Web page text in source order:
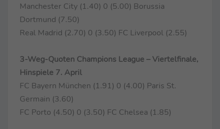
Manchester City (1.40) 0 (5.00) Borussia
Dortmund (7.50)
Real Madrid (2.70) 0 (3.50) FC Liverpool (2.55)
3-Weg-Quoten Champions League – Viertelfinale,
Hinspiele 7. April
FC Bayern München (1.91) 0 (4.00) Paris St.
Germain (3.60)
FC Porto (4.50) 0 (3.50) FC Chelsea (1.85)